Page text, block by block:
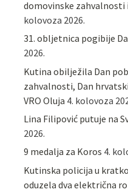
domovinske
kolovoza 2026.
31. obljetnica pogibije
2026.
Kutina obilježila Dan
zahvalnosti, Dan
VRO Oluja 4. kolovoza
Lina Filipović putuje na
2026.
9 medalja za Koros 4.
Kutinska policija u
oduzela dva električna